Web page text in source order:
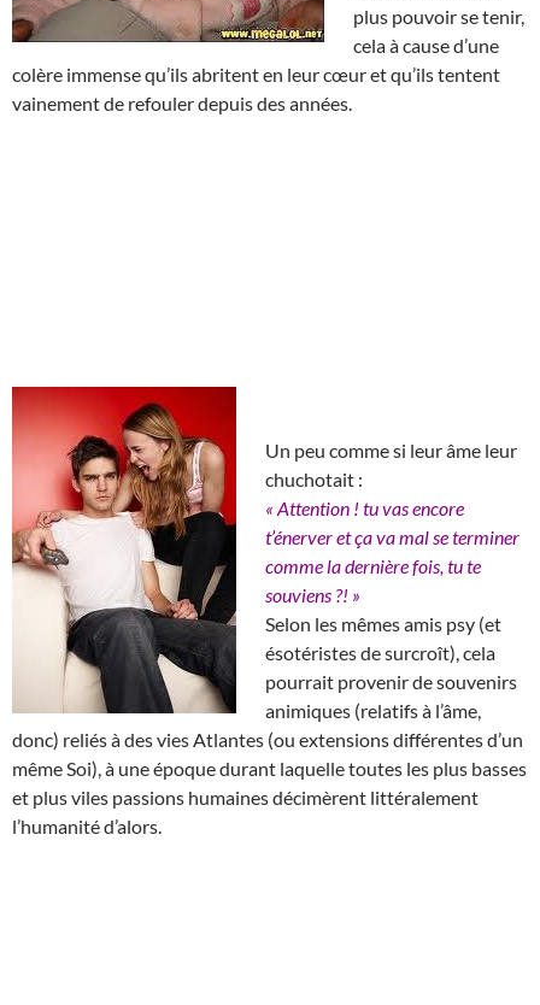
plus pouvoir se tenir,
cela à cause d’une
colère immense qu’ils abritent en leur cœur et qu’ils tentent
vainement de refouler depuis des années.
Un peu comme si leur âme leur
chuchotait :
« Attention ! tu vas encore
t’énerver et ça va mal se terminer
comme la dernière fois, tu te
souviens ?! »
Selon les mêmes amis psy (et
ésotéristes de surcroît), cela
pourrait provenir de souvenirs
animiques (relatifs à l’âme,
donc) reliés à des vies Atlantes (ou extensions différentes d’un
même Soi), à une époque durant laquelle toutes les plus basses
et plus viles passions humaines décimèrent littéralement
l’humanité d’alors.